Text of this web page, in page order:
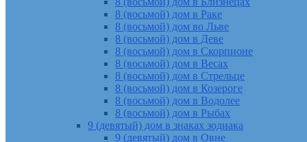
8 (восьмой) дом в Раке
8 (восьмой) дом во Льве
8 (восьмой) дом в Деве
8 (восьмой) дом в Скорпионе
8 (восьмой) дом в Весах
8 (восьмой) дом в Стрельце
8 (восьмой) дом в Козероге
8 (восьмой) дом в Водолее
8 (восьмой) дом в Рыбах
9 (девятый) дом в знаках зодиака
9 (девятый) дом в Овне